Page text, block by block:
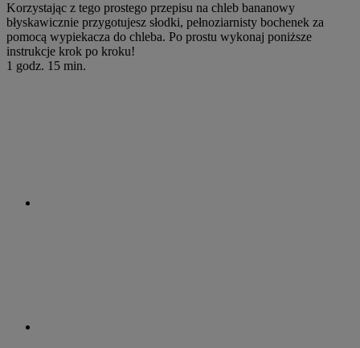
Korzystając z tego prostego przepisu na chleb bananowy
błyskawicznie przygotujesz słodki, pełnoziarnisty bochenek za
pomocą wypiekacza do chleba. Po prostu wykonaj poniższe
instrukcje krok po kroku!
1 godz. 15 min.